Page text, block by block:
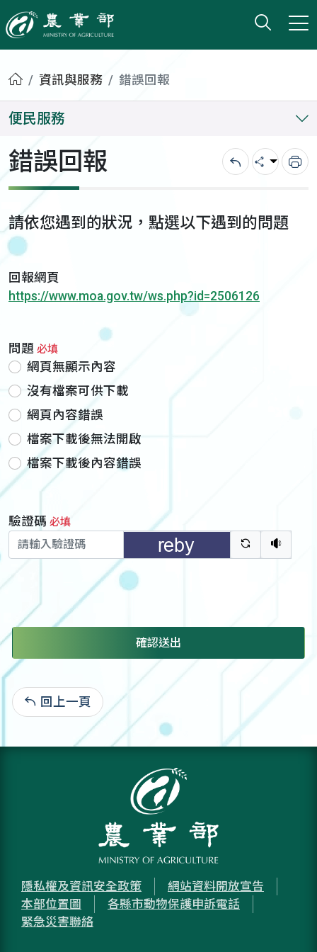
農業部
打開
小版
首頁資訊與服務 錯誤回報
便民服務
錯誤回報 回上一頁
分享 列
請依您遇到的狀況，點選以下遇到的問題
回報網頁
https://www.moa.gov.tw/ws.php?id=2506126
問題 必填
網頁無顯示內容
沒有檔案可供下載
網頁內容錯誤
檔案下載後無法開啟
檔案下載後內容錯誤
驗證碼 必填
驗證碼重新
聽語
確認送出
回上一頁
隱私權及資訊安全政策
網站資料開放宣告
本部位置圖
各縣市動物保護申訴電話
緊急災害聯絡